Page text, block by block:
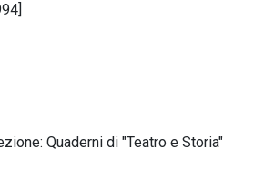
Quaderni di "Teatro e Storia"